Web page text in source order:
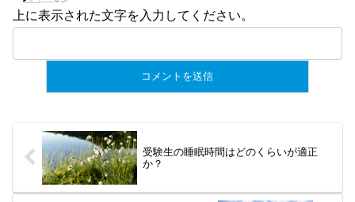
上に表示された文字を入力してください。
受験生の睡眠時間はどのくらいが適正
か？